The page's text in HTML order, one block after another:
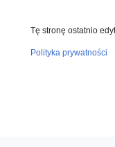
Tę stronę ostatnio
Polityka prywatności